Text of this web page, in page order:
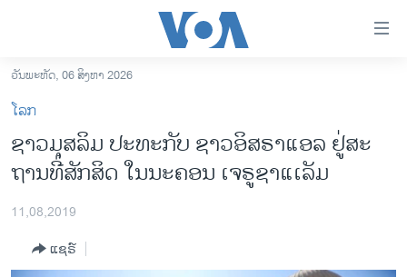
ເຂົ້າ
ຫາ
ຂ້າມ
ຂ້າມ
ຫາ
ອາເມຣິກາ
ການເລືອກຕັ້ງ ປະທານາທີບໍດີ ສະຫະລັດ 2024
ຂ່າວ​ຈີນ
ໂລກ
ວັນພະຫັດ, 06 ສິງຫາ 2026
ໂລກ
ຊາວມຸ​ສ​ລິມ ປະ​ທະ​ກັບ ຊາວອິ​ສ​ຣາ​ແອ​ລ ຢູ່​ສະ​
ຖານ​ທີ່​ສັກ​ສິດ​ ໃນ​ນະ​ຄອນ ເຈ​ຣູ​ຊາແເລັມ
11,08,2019
ແຊຣ໌